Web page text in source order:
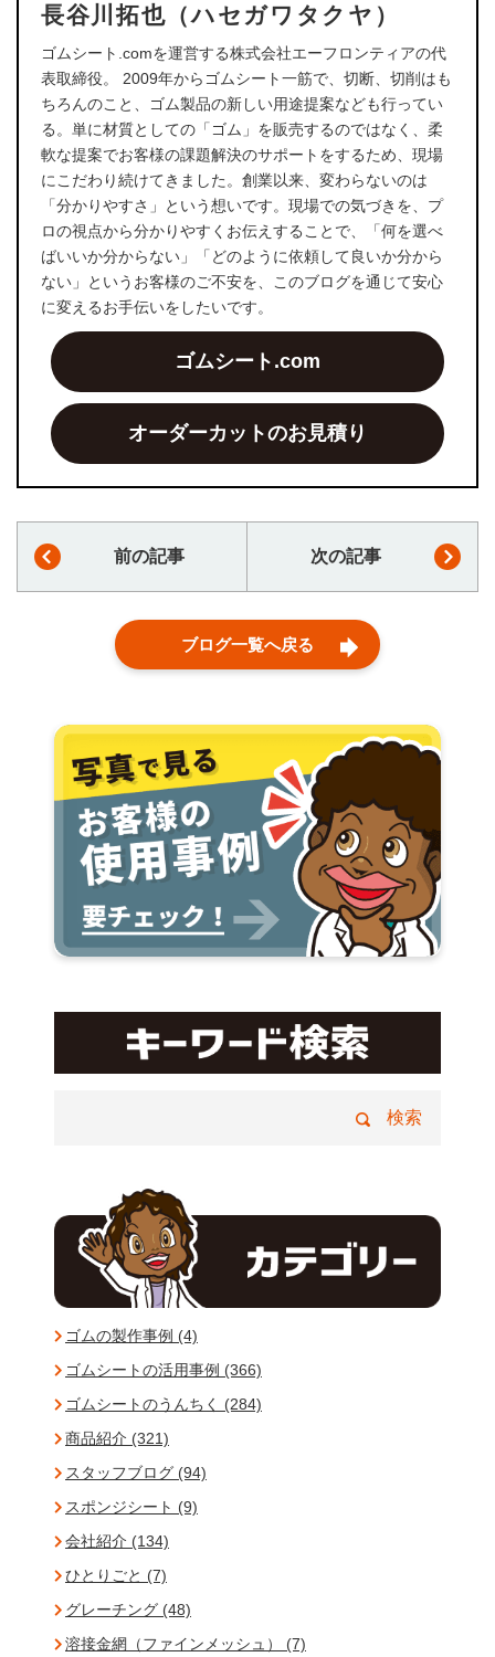
長谷川拓也（ハセガワタクヤ）
ゴムシート.comを運営する株式会社エーフロンティアの代
表取締役。 2009年からゴムシート一筋で、切断、切削はも
ちろんのこと、ゴム製品の新しい用途提案なども行ってい
る。単に材質としての「ゴム」を販売するのではなく、柔
軟な提案でお客様の課題解決のサポートをするため、現場
にこだわり続けてきました。創業以来、変わらないのは
「分かりやすさ」という想いです。現場での気づきを、プ
ロの視点から分かりやすくお伝えすることで、「何を選べ
ばいいか分からない」「どのように依頼して良いか分から
ない」というお客様のご不安を、このブログを通じて安心
に変えるお手伝いをしたいです。
ゴムシート.com
オーダーカットのお見積り
前の記事 次の記事
ブログ一覧へ戻る
ゴムの製作事例 (4)
ゴムシートの活用事例 (366)
ゴムシートのうんちく (284)
商品紹介 (321)
スタッフブログ (94)
スポンジシート (9)
会社紹介 (134)
ひとりごと (7)
グレーチング (48)
溶接金網（ファインメッシュ） (7)